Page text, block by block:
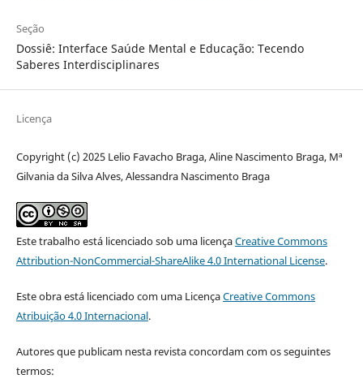
Seção
Dossiê: Interface Saúde Mental e Educação: Tecendo
Saberes Interdisciplinares
Licença
Copyright (c) 2025 Lelio Favacho Braga, Aline Nascimento Braga, Mª
Gilvania da Silva Alves, Alessandra Nascimento Braga
Este trabalho está licenciado sob uma licençaCreative Commons
Attribution-NonCommercial-ShareAlike 4.0 International License.
Este obra está licenciado com uma LicençaCreative Commons
Atribuição 4.0 Internacional.
Autores que publicam nesta revista concordam com os seguintes
termos: